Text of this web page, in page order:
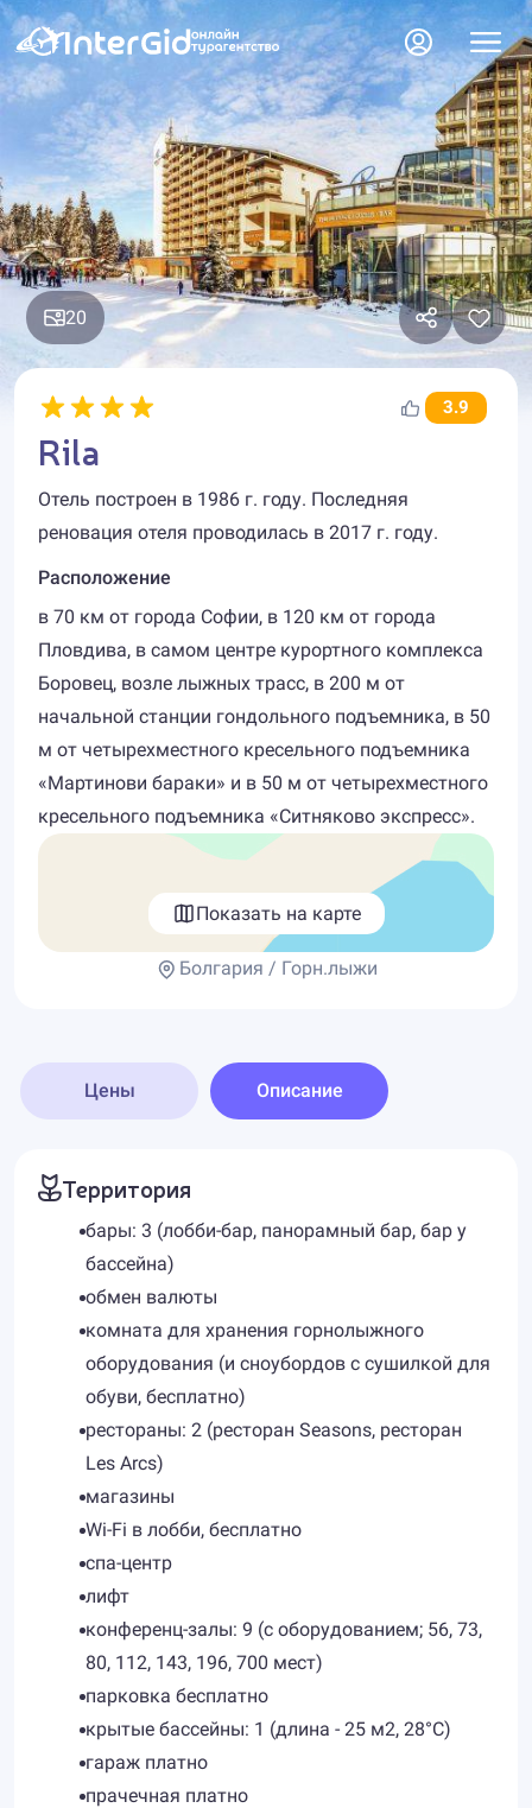
20
3.9
Rila
Отель построен в 1986 г. году. Последняя
реновация отеля проводилась в 2017 г. году.
Расположение
в 70 км от города Софии, в 120 км от города
Пловдива, в самом центре курортного комплекса
Боровец, возле лыжных трасс, в 200 м от
начальной станции гондольного подъемника, в 50
м от четырехместного кресельного подъемника
«Мартинови бараки» и в 50 м от четырехместного
кресельного подъемника «Ситняково экспресс».
Показать на карте
Болгария / Горн.лыжи
Цены Описание
Территория
бары: 3 (лобби-бар, панорамный бар, бар у
бассейна)
обмен валюты
комната для хранения горнолыжного
оборудования (и сноубордов с сушилкой для
обуви, бесплатно)
рестораны: 2 (ресторан Seasons, ресторан
Les Arcs)
магазины
Wi-Fi в лобби, бесплатно
спа-центр
лифт
конференц-залы: 9 (с оборудованием; 56, 73,
80, 112, 143, 196, 700 мест)
парковка бесплатно
крытые бассейны: 1 (длина - 25 м2, 28°C)
гараж платно
прачечная платно